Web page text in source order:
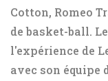
Cotton, Romeo
de basket-ball.
l'expérience de
avec son équipe